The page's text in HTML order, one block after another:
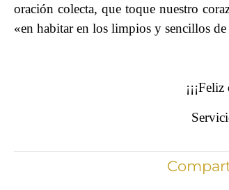
oración colecta, que toque nuestro
«en habitar en los limpios y sencillos de